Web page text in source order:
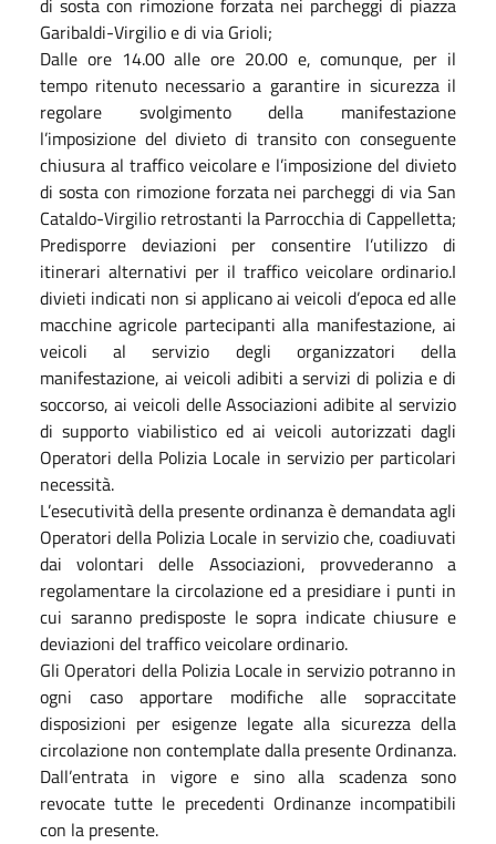
Garibaldi-Virgilio e di via Grioli;
Dalle ore 14.00 alle ore 20.00 e, comunque, per il
tempo ritenuto necessario a garantire in sicurezza il
regolare svolgimento della manifestazione
l’imposizione del divieto di transito con conseguente
chiusura al traffico veicolare e l’imposizione del divieto
di sosta con rimozione forzata nei parcheggi di via San
Cataldo-Virgilio retrostanti la Parrocchia di Cappelletta;
Predisporre deviazioni per consentire l’utilizzo di
itinerari alternativi per il traffico veicolare ordinario.I
divieti indicati non si applicano ai veicoli d’epoca ed alle
macchine agricole partecipanti alla manifestazione, ai
veicoli al servizio degli organizzatori della
manifestazione, ai veicoli adibiti a servizi di polizia e di
soccorso, ai veicoli delle Associazioni adibite al servizio
di supporto viabilistico ed ai veicoli autorizzati dagli
Operatori della Polizia Locale in servizio per particolari
necessità.
L’esecutività della presente ordinanza è demandata agli
Operatori della Polizia Locale in servizio che, coadiuvati
dai volontari delle Associazioni, provvederanno a
regolamentare la circolazione ed a presidiare i punti in
cui saranno predisposte le sopra indicate chiusure e
deviazioni del traffico veicolare ordinario.
Gli Operatori della Polizia Locale in servizio potranno in
ogni caso apportare modifiche alle sopraccitate
disposizioni per esigenze legate alla sicurezza della
circolazione non contemplate dalla presente Ordinanza.
Dall’entrata in vigore e sino alla scadenza sono
revocate tutte le precedenti Ordinanze incompatibili
con la presente.